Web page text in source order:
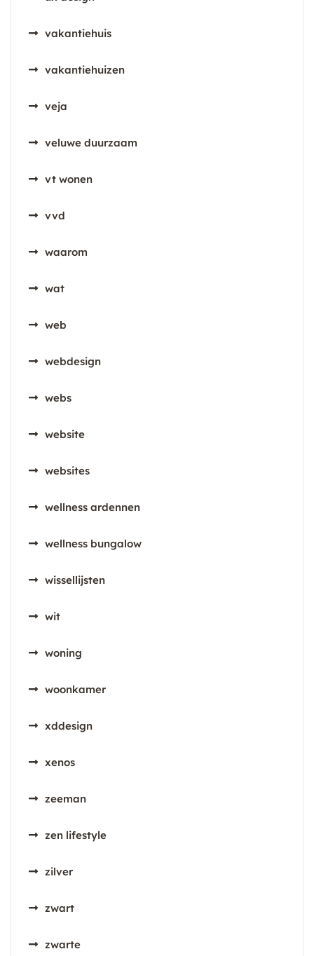
vakantiehuis
vakantiehuizen
veja
veluwe duurzaam
vt wonen
vvd
waarom
wat
web
webdesign
webs
website
websites
wellness ardennen
wellness bungalow
wissellijsten
wit
woning
woonkamer
xddesign
xenos
zeeman
zen lifestyle
zilver
zwart
zwarte